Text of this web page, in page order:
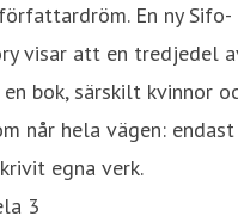
En ny Sifo-
visar att en tredjedel
bok, särskilt kvinnor
når hela vägen: endast
egna verk.
3